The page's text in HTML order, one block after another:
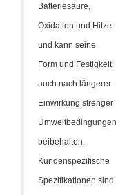
Batteriesäure,
Oxidation und Hitze
und kann seine
Form und Festigkeit
auch nach längerer
Einwirkung strenger
Umweltbedingungen
beibehalten.
Kundenspezifische
Spezifikationen sind